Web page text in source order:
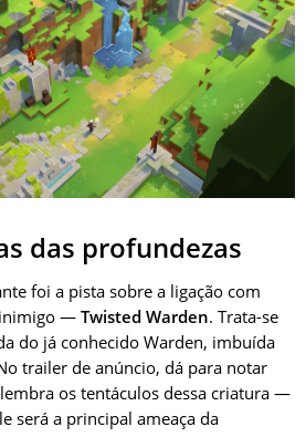
das profundezas
foi a pista sobre a ligação com
— Twisted Warden. Trata-se
do já conhecido Warden, imbuída
trailer de anúncio, dá para notar
os tentáculos dessa criatura —
será a principal ameaça da